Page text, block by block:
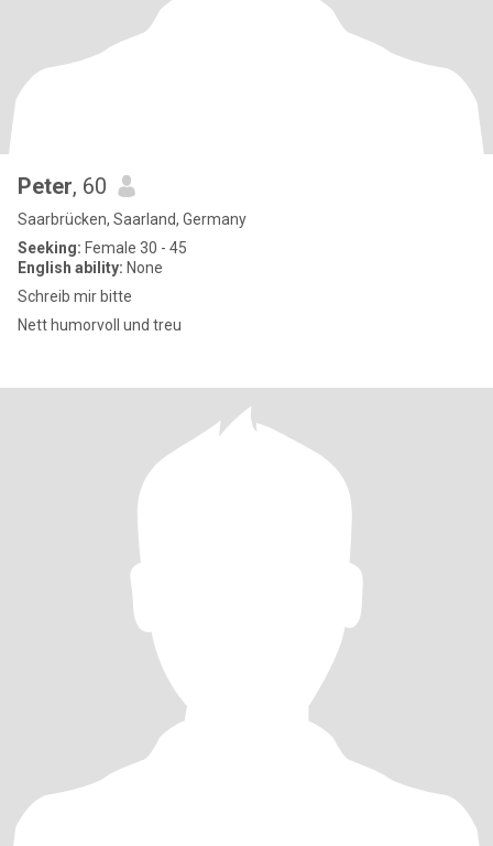
Peter, 60
Saarbrücken, Saarland, Germany
Seeking: Female 30 - 45
English ability: None
Schreib mir bitte
Nett humorvoll und treu